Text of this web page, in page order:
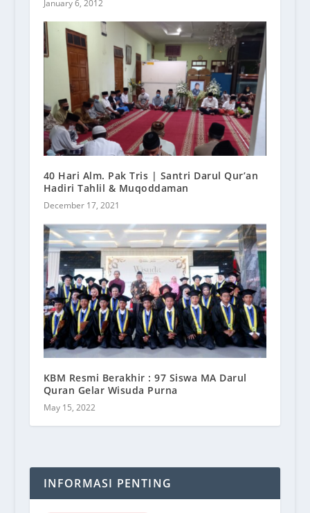
January 6, 2012
40 Hari Alm. Pak Tris | Santri Darul Qur’an
Hadiri Tahlil & Muqoddaman
December 17, 2021
KBM Resmi Berakhir : 97 Siswa MA Darul
Quran Gelar Wisuda Purna
May 15, 2022
INFORMASI PENTING